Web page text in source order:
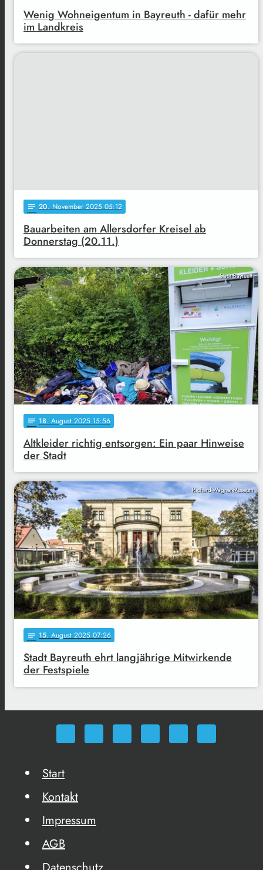
Wenig Wohneigentum in Bayreuth - dafür mehr
im Landkreis
notes 20. November 2025 05:12
Bauarbeiten am Allersdorfer Kreisel ab
Donnerstag (20.11.)
Stadt Bayreuth
notes 18. August 2025 15:56
Altkleider richtig entsorgen: Ein paar Hinweise
der Stadt
Richard-Wagner-Museum
notes 15. August 2025 07:26
Stadt Bayreuth ehrt langjährige Mitwirkende
der Festspiele
Start
Kontakt
Impressum
AGB